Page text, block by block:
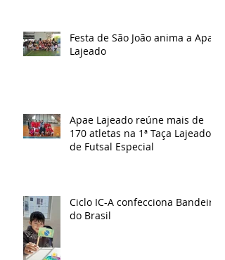
Festa de São João anima a Apae
Lajeado
Apae Lajeado reúne mais de
170 atletas na 1ª Taça Lajeado
de Futsal Especial
Ciclo IC-A confecciona Bandeira
do Brasil